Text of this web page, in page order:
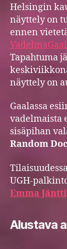
Helsingin
näyttely on
ennen
Tapahtuma
näyttely on
Gaalassa
vadelmaista
sisäpihan
Random
UGH-
Emma Jäntti
Alustava